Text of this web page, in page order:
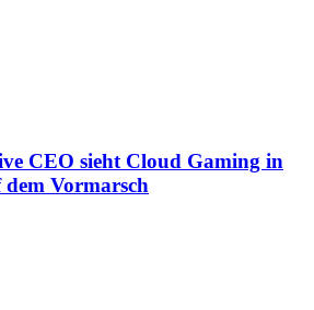
CEO sieht Cloud Gaming in
Vormarsch